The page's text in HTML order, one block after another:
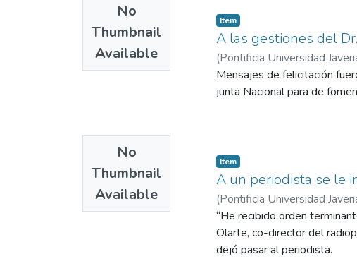
No
Thumbnail
Available
No
Thumbnail
Available
Item
A las gestiones del
(Pontificia Universidad
Mensajes de felicitación
junta Nacional para de
Item
A un periodista se le
(Pontificia Universidad
“He recibido orden
Olarte, co-director del
dejó pasar al periodista.